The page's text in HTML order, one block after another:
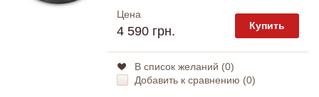
Цена
4 590 грн. Купить
В список желаний (0)
Добавить к сравнению (0)